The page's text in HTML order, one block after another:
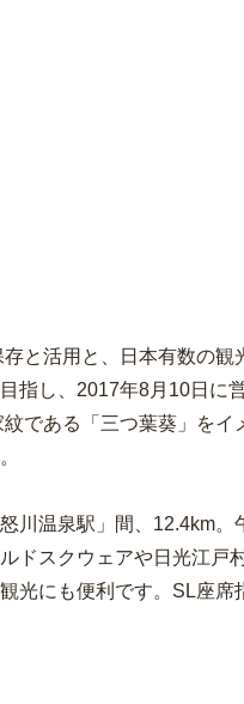
と活用と、日本有数の観
指し、2017年8月10日に
である「三つ葉葵」をイ
川温泉駅」間、12.4km。
ドスクウェアや日光江戸
光にも便利です。SL座席